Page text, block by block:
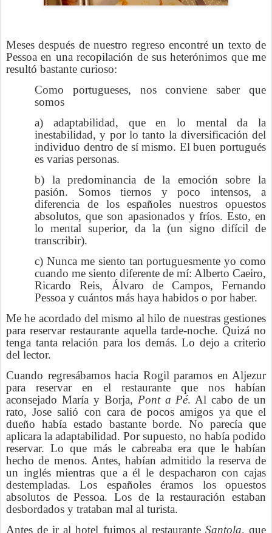
Meses después de nuestro regreso encontré un texto de
Pessoa en una recopilación de sus heterónimos que me
resultó bastante curioso:
Como portugueses, nos conviene saber que
somos
a) adaptabilidad, que en lo mental da la
inestabilidad, y por lo tanto la diversificación del
individuo dentro de sí mismo. El buen portugués
es varias personas.
b) la predominancia de la emoción sobre la
pasión. Somos tiernos y poco intensos, a
diferencia de los españoles nuestros opuestos
absolutos, que son apasionados y fríos. Esto, en
lo mental superior, da la (un signo difícil de
transcribir).
c) Nunca me siento tan portuguesmente yo como
cuando me siento diferente de mí: Alberto Caeiro,
Ricardo Reis, Álvaro de Campos, Fernando
Pessoa y cuántos más haya habidos o por haber.
Me he acordado del mismo al hilo de nuestras gestiones
para reservar restaurante aquella tarde-noche. Quizá no
tenga tanta relación para los demás. Lo dejo a criterio
del lector.
Cuando regresábamos hacia Rogil paramos en Aljezur
para reservar en el restaurante que nos habían
aconsejado María y Borja, Pont a Pé. Al cabo de un
rato, Jose salió con cara de pocos amigos ya que el
dueño había estado bastante borde. No parecía que
aplicara la adaptabilidad. Por supuesto, no había podido
reservar. Lo que más le cabreaba era que le habían
hecho de menos. Antes, habían admitido la reserva de
un inglés mientras que a él le despacharon con cajas
destempladas. Los españoles éramos los opuestos
absolutos de Pessoa. Los de la restauración estaban
desbordados y trataban mal al turista.
Antes de ir al hotel fuimos al restaurante Santola, que